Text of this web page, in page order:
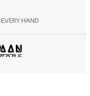
HAND